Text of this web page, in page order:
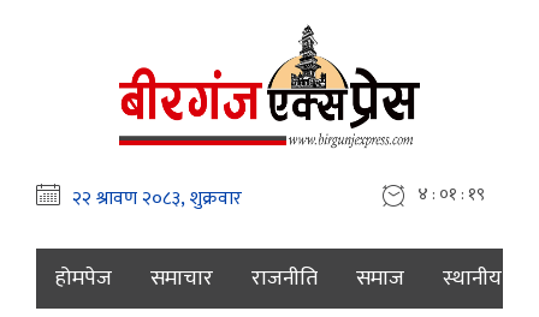
४ : ०१ : २०
होमपेज समाचार राजनीति समाज स्थानीय